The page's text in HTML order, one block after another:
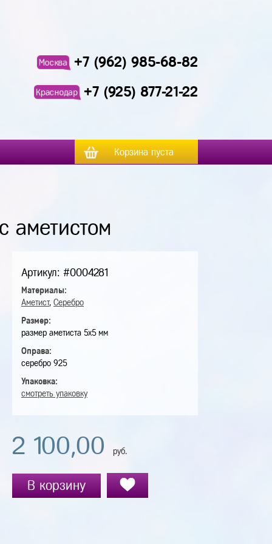
Москва +7 (962) 985-68-82
Краснодар +7 (925) 877-21-22
Корзина пуста
аметистом
Артикул: #0004281
Материалы:
Аметист, Серебро
Размер:
размер аметиста 5х5 мм
Оправа:
серебро 925
Упаковка:
смотреть упаковку
2 100,00 руб.
В корзину